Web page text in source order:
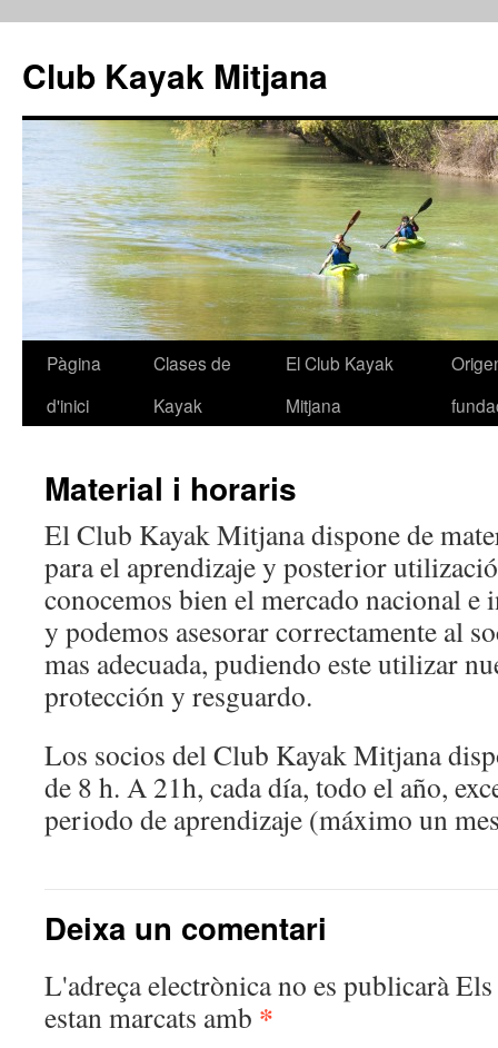
Club Kayak Mitjana
Vés
Pàgina
d'inici
Clases de
Kayak
El Club Kayak
Mitjana
Material i horaris
El Club Kayak Mitjana dispone de
para el aprendizaje y posterior
conocemos bien el mercado nacional e
y podemos asesorar correctamente al
mas adecuada, pudiendo este utilizar
protección y resguardo.
Los socios del Club Kayak Mitjana
de 8 h. A 21h, cada día, todo el año,
periodo de aprendizaje (máximo un
Deixa un comentari
L'adreça electrònica no es publicaràEls
estan marcats amb *